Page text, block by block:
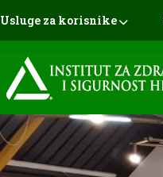
Usluge za korisnike